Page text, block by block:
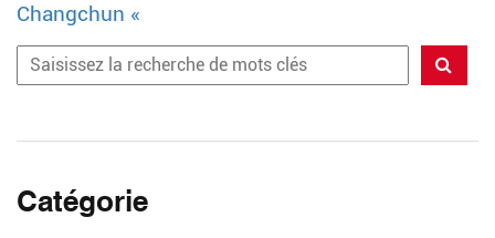
Changchun «
Catégorie